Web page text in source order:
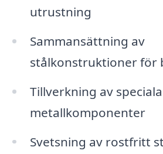
utrustning
Sammansättning av
stålkonstruktioner för
Tillverkning av
metallkomponenter
Svetsning av rostfritt